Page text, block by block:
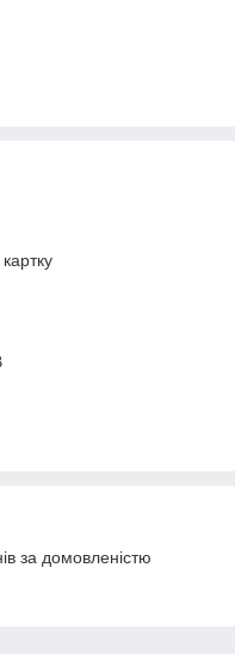
за домовленістю